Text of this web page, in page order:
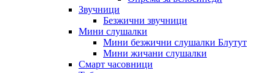
Звучници
Безжични звучници
Мини слушалки
Мини безжични слушалки Блутут
Мини жичани слушалки
Смарт часовници